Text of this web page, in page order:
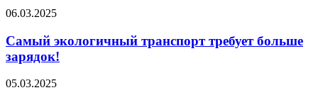
06.03.2025
Самый экологичный транспорт требует больше
зарядок!
05.03.2025